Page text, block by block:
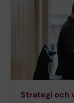
Strategi och